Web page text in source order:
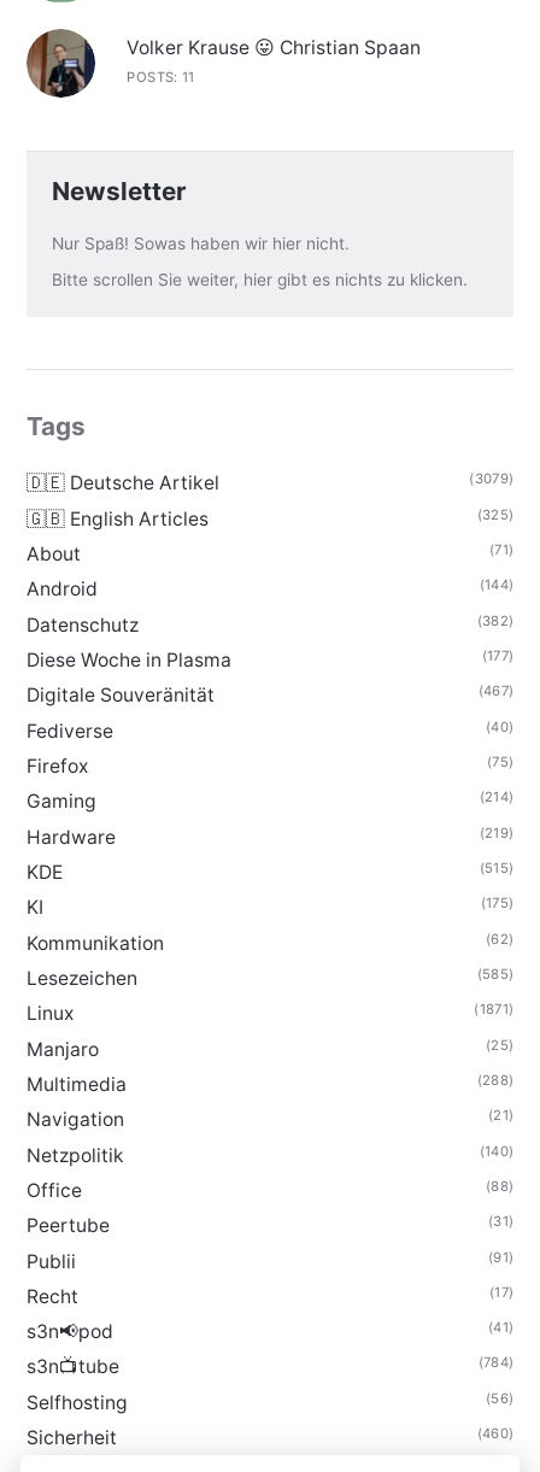
Volker Krause 😛 Christian Spaan
POSTS: 11
Newsletter
Nur Spaß! Sowas haben wir hier nicht.
Bitte scrollen Sie weiter, hier gibt es nichts zu klicken.
Tags
🇩🇪 Deutsche Artikel (3079)
🇬🇧 English Articles (325)
About (71)
Android (144)
Datenschutz (382)
Diese Woche in Plasma (177)
Digitale Souveränität (467)
Fediverse (40)
Firefox (75)
Gaming (214)
Hardware (219)
KDE (515)
KI (175)
Kommunikation (62)
Lesezeichen (585)
Linux (1871)
Manjaro (25)
Multimedia (288)
Navigation (21)
Netzpolitik (140)
Office (88)
Peertube (31)
Publii (91)
Recht (17)
s3n📢pod (41)
s3n📺tube (784)
Selfhosting (56)
Sicherheit (460)